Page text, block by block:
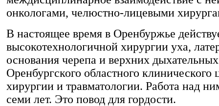
онкологами, челюстно-лицевыми
В настоящее время в Оренбуржье
высокотехнологичной хирургии уха,
основания черепа и верхних
Оренбургского областного клинического
хирургии и травматологии. Работа над
семи лет. Это повод для гордости.